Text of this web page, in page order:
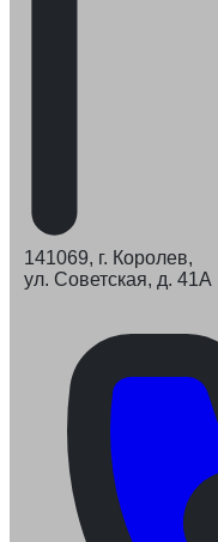
141069, г. Королев,
ул. Советская, д. 41А